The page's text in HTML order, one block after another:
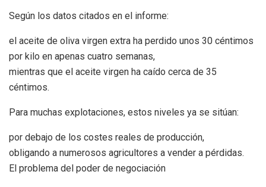
Según los datos citados en el informe:
el aceite de oliva virgen extra ha perdido unos 30 céntimos
por kilo en apenas cuatro semanas,
mientras que el aceite virgen ha caído cerca de 35
céntimos.
Para muchas explotaciones, estos niveles ya se sitúan:
por debajo de los costes reales de producción,
obligando a numerosos agricultores a vender a pérdidas.
El problema del poder de negociación